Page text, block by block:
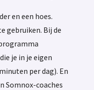
en een hoes.
gebruiken. Bij de
je in je eigen
per dag). En
Somnox-coaches